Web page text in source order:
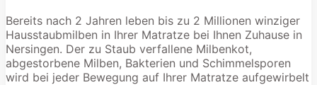
Bereits nach 2 Jahren leben bis zu 2 Millionen winziger
Hausstaubmilben in Ihrer Matratze bei Ihnen Zuhause in
Nersingen. Der zu Staub verfallene Milbenkot,
abgestorbene Milben, Bakterien und Schimmelsporen
wird bei jeder Bewegung auf Ihrer Matratze aufgewirbelt